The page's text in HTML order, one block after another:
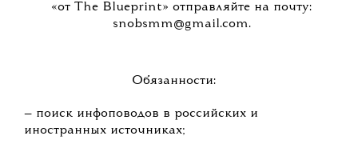
«от The Blueprint» отправляйте на почту:
snobsmm@gmail.com.
Обязанности:
— поиск инфоповодов в российских и
иностранных источниках;